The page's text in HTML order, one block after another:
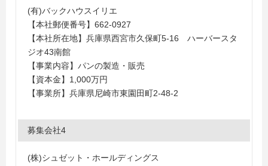
(有)バックハウスイリエ
【本社郵便番号】662-0927
【本社所在地】兵庫県西宮市久保町5-16 ハーバースタ
ジオ43南館
【事業内容】パンの製造・販売
【資本金】1,000万円
【事業所】兵庫県尼崎市東園田町2-48-2
募集会社4
(株)シュゼット・ホールディングス